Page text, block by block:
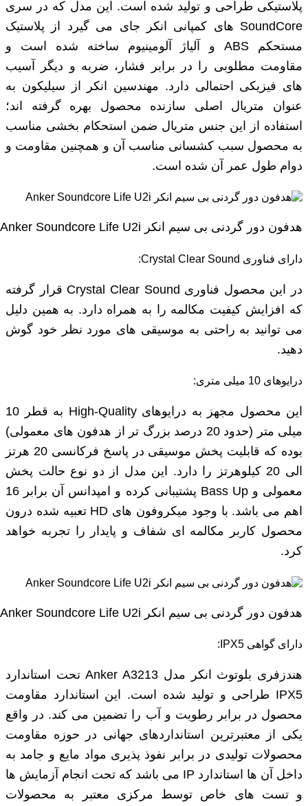
پلاستیکی طراحی و تولید شده است. این مدل که در سری
SoundCore های کمپانی انکر جای می گیرد از پلاستیک
مستحکم ABS و آلیاژ آلومینیوم ساخته شده است و
مقاومت مطلوبی را در برابر فشار، ضربه و دیگر آسیب
های فیزیکی احتمالی دارد. مهندسین انکر از سیلیکون به
عنوان متریال اصلی سازنده محصول بهره گرفته اند؛
استفاده از این جنس متریال ضمن استحکام بخشی مناسب
به محصول سبب کشسانی مناسب آن و همچنین مقاومت و
دوام طول عمر آن شده است.
هدفون دور گردنی بی‌ سیم انکر Anker Soundcore Life U2i
دارای فناوری Crystal Clear Sound:
در این محصول فناوری Crystal Clear Sound قرار گرفته
که افزایش کیفیت مکالمه را به همراه دارد. به همین دلیل
می‌ توانید به راحتی به موسیقی ‌های مورد نظر خود گوش
دهید.
درایوهای 10 میلی متری:
این محصول مجهز به درایوهای High-Quality به قطر 10
میلی متر (حدود 20 درصد بزرگ تر از هدفون های معمولی)
بوده که قابلیت پخش موسیقی در پاسخ فرکانسی 20 هرتز
الی 20 کیلوهرتز را دارد. این مدل از دو نوع حالت پخش
معمولی و Bass Up پشتیبانی کرده و امپدانس آن برابر 16
اهم می باشد. با وجود میکروفون های HD تعبیه شده درون
محصول کاربر مکالمه ای شفاف و پایدار را تجربه خواهد
کرد.
هدفون دور گردنی بی‌ سیم انکر Anker Soundcore Life U2i
دارای گواهی IPX5:
هندزفری بلوتوث انکر مدل Anker A3213 تحت استاندارد
IPX5 طراحی و تولید شده است. این استاندارد مقاومت
محصول در برابر رطوبت و آب را تضمین می کند. در واقع
یکی از معتبرترین استانداردهای جهانی در حوزه مقاومت
محصولات تولیدی در برابر نفوذ پذیری مواد مایع و جامد به
داخل آن ها استاندارد IP می باشد که تحت انجام آزمایش ها
و تست های خاص توسط مرکزی معتبر به محصولات